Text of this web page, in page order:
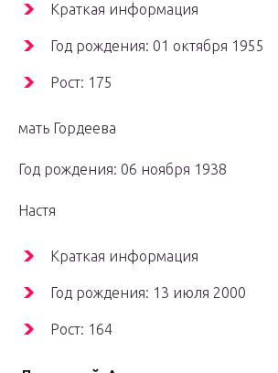
Краткая информация
Год рождения: 01 октября 1955
Рост: 175
мать Гордеева
Год рождения: 06 ноября 1938
Настя
Краткая информация
Год рождения: 13 июля 2000
Рост: 164